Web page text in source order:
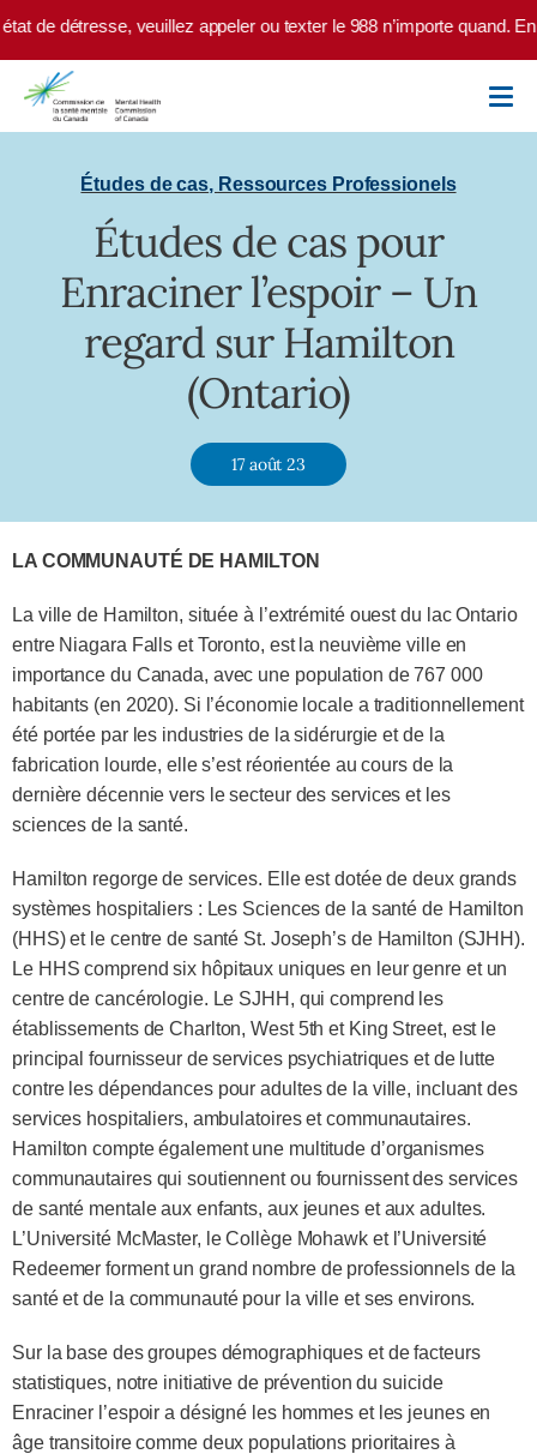
Skip to main content
de détresse, veuillez appeler ou texter le 988 n’importe quand. En
Études de cas, Ressources Professionels
Études de cas pour
Enraciner l’espoir – Un
regard sur Hamilton
(Ontario)
17 août 23
LA COMMUNAUTÉ DE HAMILTON
La ville de Hamilton, située à l’extrémité ouest du lac Ontario
entre Niagara Falls et Toronto, est la neuvième ville en
importance du Canada, avec une population de 767 000
habitants (en 2020). Si l’économie locale a traditionnellement
été portée par les industries de la sidérurgie et de la
fabrication lourde, elle s’est réorientée au cours de la
dernière décennie vers le secteur des services et les
sciences de la santé.
Hamilton regorge de services. Elle est dotée de deux grands
systèmes hospitaliers : Les Sciences de la santé de Hamilton
(HHS) et le centre de santé St. Joseph’s de Hamilton (SJHH).
Le HHS comprend six hôpitaux uniques en leur genre et un
centre de cancérologie. Le SJHH, qui comprend les
établissements de Charlton, West 5th et King Street, est le
principal fournisseur de services psychiatriques et de lutte
contre les dépendances pour adultes de la ville, incluant des
services hospitaliers, ambulatoires et communautaires.
Hamilton compte également une multitude d’organismes
communautaires qui soutiennent ou fournissent des services
de santé mentale aux enfants, aux jeunes et aux adultes.
L’Université McMaster, le Collège Mohawk et l’Université
Redeemer forment un grand nombre de professionnels de la
santé et de la communauté pour la ville et ses environs.
Sur la base des groupes démographiques et de facteurs
statistiques, notre initiative de prévention du suicide
Enraciner l’espoir a désigné les hommes et les jeunes en
âge transitoire comme deux populations prioritaires à